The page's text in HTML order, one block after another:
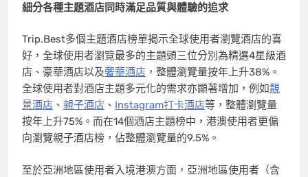
細分各種主題酒店同時滿足品質與體驗的追求
Trip.Best多個主題酒店榜單揭示全球使用者瀏覽酒店的喜
好，全球使用者瀏覽最多的主題頭三位分別為精選4星級酒
店、豪華酒店以及奢華酒店 ，整體瀏覽量按年上升38%。
全球使用者對酒店主題多元化的需求亦顯著增加，例如靚
景酒店 、 親子酒店 、 Instagram打卡酒店等，整體瀏覽量
按年上升75%。而在14個酒店主題榜中，港澳使用者更偏
向瀏覽親子酒店榜，佔整體瀏覽量的9.5%。
至於亞洲地區使用者入境港澳方面，亞洲地區使用者（含